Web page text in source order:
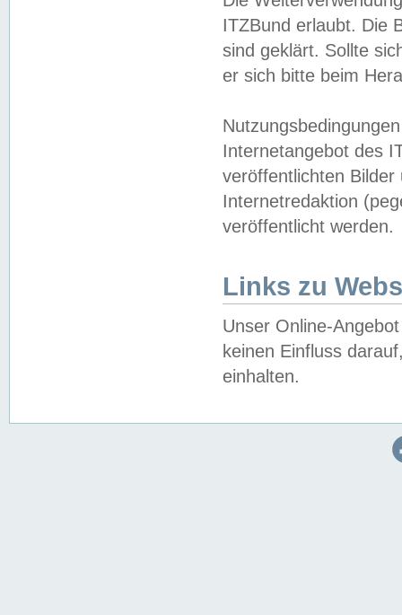
ITZBund erlaubt. Die
sind geklärt. Sollte
er sich bitte beim
Internetangebot des
veröffentlichten
Internetredaktion
veröffentlicht werden.
Links zu
Unser Online-
keinen Einfluss
einhalten.